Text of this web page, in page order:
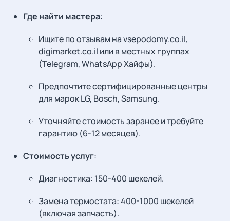
Где найти мастера:
Ищите по отзывам на vsepodomy.co.il,
digimarket.co.il или в местных группах
(Telegram, WhatsApp Хайфы).
Предпочтите сертифицированные центры
для марок LG, Bosch, Samsung.
Уточняйте стоимость заранее и требуйте
гарантию (6-12 месяцев).
Стоимость услуг:
Диагностика: 150-400 шекелей.
Замена термостата: 400-1000 шекелей
(включая запчасть).